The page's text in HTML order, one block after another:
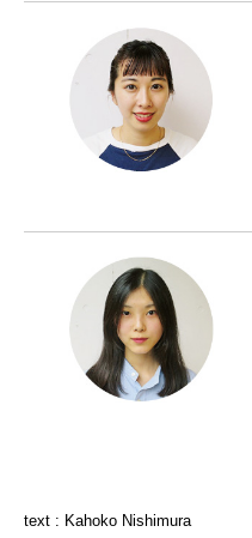
text : Kahoko Nishimura